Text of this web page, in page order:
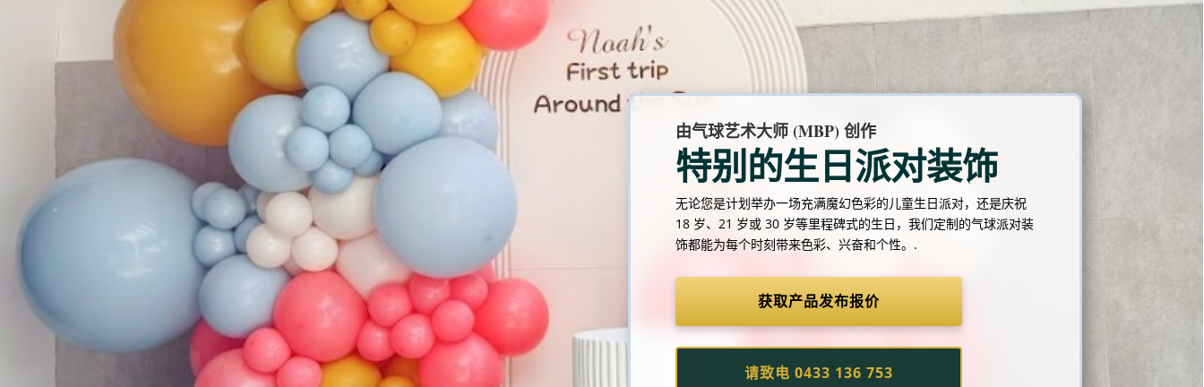
由气球艺术大师 (MBP) 创作
特别的生日派对装饰
无论您是计划举办一场充满魔幻色彩的儿童生日派对，还是庆祝
18 岁、21 岁或 30 岁等里程碑式的生日，我们定制的气球派对装
饰都能为每个时刻带来色彩、兴奋和个性。.
获取产品发布报价
请致电 0433 136 753